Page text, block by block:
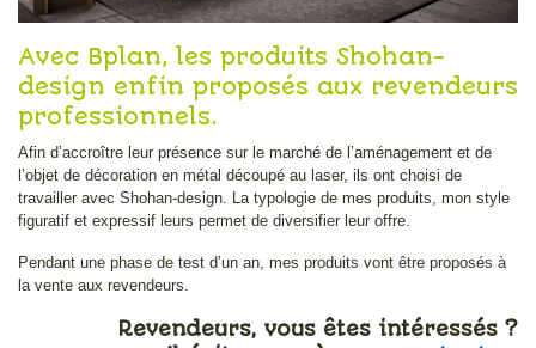
Avec Bplan, les produits Shohan-
design enfin proposés aux revendeurs
professionnels.
Afin d’accroître leur présence sur le marché de l’aménagement et de
l’objet de décoration en métal découpé au laser, ils ont choisi de
travailler avec Shohan-design. La typologie de mes produits, mon style
figuratif et expressif leurs permet de diversifier leur offre.
Pendant une phase de test d’un an, mes produits vont être proposés à
la vente aux revendeurs.
Revendeurs, vous êtes intéressés ?